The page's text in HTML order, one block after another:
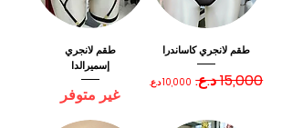
طقم لانجري كاساندرا
سعر عادي‏15,000 د.ع.‏ سعر البيع
طقم لانجري
إسميرالدا
غير متوفر